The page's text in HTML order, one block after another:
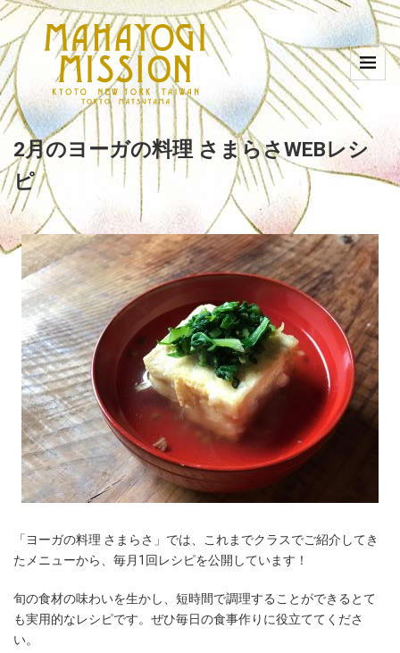
2月のヨーガの料理 さまらさWEBレシ
ピ
「ヨーガの料理 さまらさ」では、これまでクラスでご紹介してき
たメニューから、毎月1回レシピを公開しています！
旬の食材の味わいを生かし、短時間で調理することができるとて
も実用的なレシピです。ぜひ毎日の食事作りに役立ててくださ
い。